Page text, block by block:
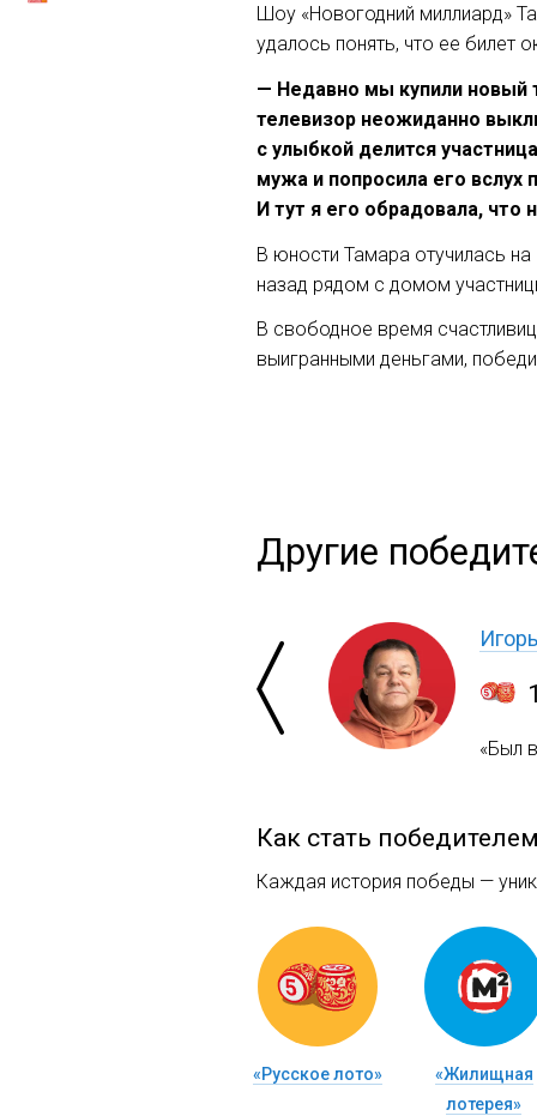
Шоу «Новогодний миллиард»
удалось понять, что ее билет
— Недавно мы купили новый
телевизор неожиданно
с улыбкой делится
мужа и попросила его
И тут я его обрадовала, что
В юности Тамара отучилась
назад рядом с домом
В свободное время
выигранными деньгами,
Другие
«Был
Как стать
Каждая история победы —
«Русское лото»
«Жилищная
лотерея»